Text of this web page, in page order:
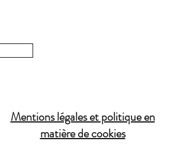
Mentions légales et politique en
matière de cookies